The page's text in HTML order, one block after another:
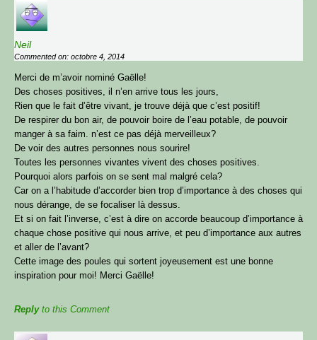
Neil
Commented on: octobre 4, 2014
Merci de m’avoir nominé Gaëlle!
Des choses positives, il n’en arrive tous les jours,
Rien que le fait d’être vivant, je trouve déjà que c’est positif!
De respirer du bon air, de pouvoir boire de l’eau potable, de pouvoir
manger à sa faim. n’est ce pas déjà merveilleux?
De voir des autres personnes nous sourire!
Toutes les personnes vivantes vivent des choses positives.
Pourquoi alors parfois on se sent mal malgré cela?
Car on a l’habitude d’accorder bien trop d’importance à des choses qui
nous dérange, de se focaliser là dessus.
Et si on fait l’inverse, c’est à dire on accorde beaucoup d’importance à
chaque chose positive qui nous arrive, et peu d’importance aux autres
et aller de l’avant?
Cette image des poules qui sortent joyeusement est une bonne
inspiration pour moi! Merci Gaëlle!
Replyto this Comment